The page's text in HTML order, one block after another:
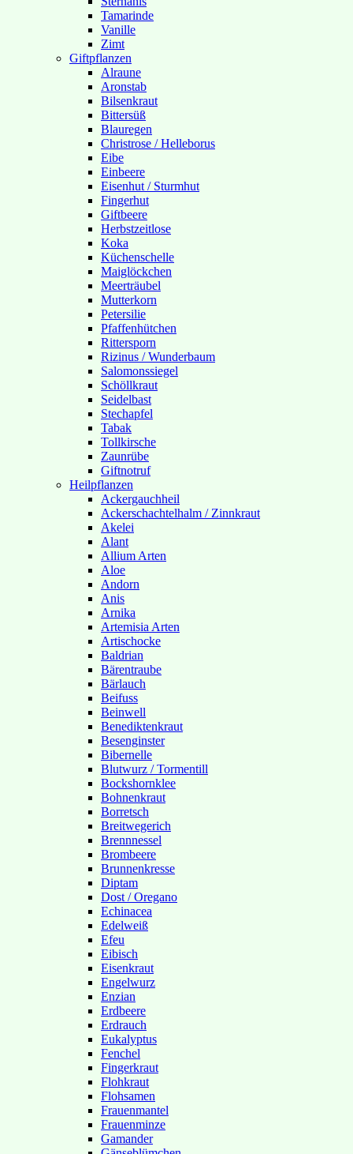
Tamarinde
Vanille
Zimt
Giftpflanzen
Alraune
Aronstab
Bilsenkraut
Bittersüß
Blauregen
Christrose / Helleborus
Eibe
Einbeere
Eisenhut / Sturmhut
Fingerhut
Giftbeere
Herbstzeitlose
Koka
Küchenschelle
Maiglöckchen
Meerträubel
Mutterkorn
Petersilie
Pfaffenhütchen
Rittersporn
Rizinus / Wunderbaum
Salomonssiegel
Schöllkraut
Seidelbast
Stechapfel
Tabak
Tollkirsche
Zaunrübe
Giftnotruf
Heilpflanzen
Ackergauchheil
Ackerschachtelhalm / Zinnkraut
Akelei
Alant
Allium Arten
Aloe
Andorn
Anis
Arnika
Artemisia Arten
Artischocke
Baldrian
Bärentraube
Bärlauch
Beifuss
Beinwell
Benediktenkraut
Besenginster
Bibernelle
Blutwurz / Tormentill
Bockshornklee
Bohnenkraut
Borretsch
Breitwegerich
Brennnessel
Brombeere
Brunnenkresse
Diptam
Dost / Oregano
Echinacea
Edelweiß
Efeu
Eibisch
Eisenkraut
Engelwurz
Enzian
Erdbeere
Erdrauch
Eukalyptus
Fenchel
Fingerkraut
Flohkraut
Flohsamen
Frauenmantel
Frauenminze
Gamander